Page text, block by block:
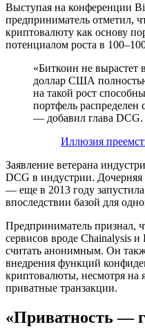
Выступая на конференции
предприниматель отметил,
криптовалюту как основу
потенциалом роста в
«Биткоин не вырастет
доллар США
на такой рост способны
портфель распределен
— добавил глава DCG.
Иллюзия
Заявление ветерана
DCG в индустрии.
— еще в 2013 году
впоследствии базой для
Предприниматель признал,
сервисов вроде Chainalysis
считать анонимным. Он
внедрения функций
криптовалюты, несмотря на
приватные транзакции.
«Приватность —